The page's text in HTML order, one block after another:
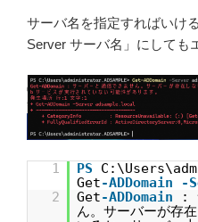
サーバ名を指定すればいけ
Server サーバ名」にしても
1 PS
Get-ADDomain -
2
Get-ADDomain
:
ん。サーバーが存